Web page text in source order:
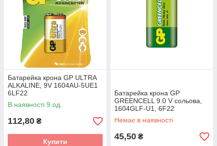
Батарейка крона GP ULTRA
ALKALINE, 9V 1604AU-5UE1
6LF22
В наявності 9 од.
112,80 ₴
Купити
Батарейка крона GP
GREENCELL 9.0 V сольова,
1604GLF-U1, 6F22
Немає в наявності
45,50 ₴